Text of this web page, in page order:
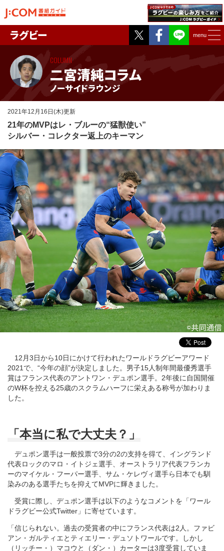
Twitter
Facebook
menu
ラグビー
二宮清純コラム
ノーサイドラウンジ
COLUMN
2021年12月16日(木)更新
21年のMVPはレ・ブルーの“猛獣使い”
シルバー・コレクター返上のキーマン
12月3日から10日にかけて行われたワールドラグビーアワード
2021で、“今年の顔”が決定しました。男子15人制年間最優秀選手
賞はフランス代表のアントワン・デュポン選手。2年後に自国開催
のW杯を控える25歳のスクラムハーフに栄えある称号が加わりま
した。
「本当に私で大丈夫？」
デュポン選手は一般投票で3分の2の支持を得て、イングランド
代表ロックのマロ・イトジェ選手、オーストラリア代表フランカ
ーのマイケル・フーパー選手、サム・ケレヴィ選手ら日本でも馴
染みのある選手たちを抑えてMVPに輝きました。
受賞に際し、デュポン選手は以下のようなコメントを「ワール
ドラグビー公式Twitter」に寄せています。
「信じられない。過去の受賞者の中にフランス代表は2人。ファビ
アン・ガルティエとティエリー・デュソトワールです。しかし
（リッチー・）マコウと（ダン・）カーターは3度受賞していま